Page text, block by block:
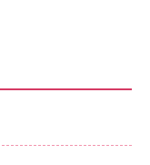
号 No.2500増刊
エンタメの矜持／
5年 KLMEA128G
17 用 保護フィ
5年 KLMEA128G
ロゴ - クラ